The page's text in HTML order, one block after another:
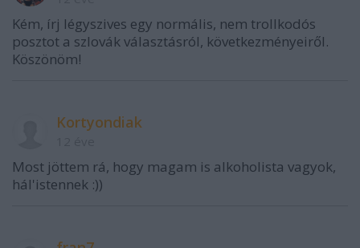
Kém, írj légyszives egy normális, nem trollkodós
posztot a szlovák választásról, következményeiről.
Köszönöm!
Kortyondiak
Most jöttem rá, hogy magam is alkoholista vagyok,
hál'istennek :))